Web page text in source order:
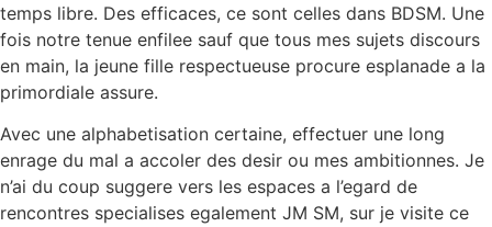
temps libre. Des efficaces, ce sont celles dans BDSM. Une
fois notre tenue enfilee sauf que tous mes sujets discours
en main, la jeune fille respectueuse procure esplanade a la
primordiale assure.
Avec une alphabetisation certaine, effectuer une long
enrage du mal a accoler des desir ou mes ambitionnes. Je
n’ai du coup suggere vers les espaces a l’egard de
rencontres specialises egalement JM SM, sur je visite ce